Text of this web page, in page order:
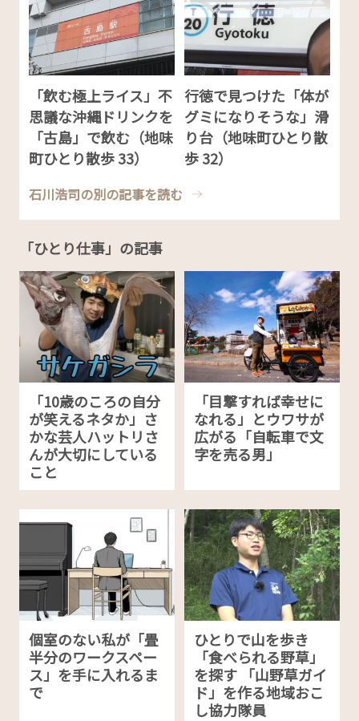
「飲む極上ライス」不
思議な沖縄ドリンクを
「古島」で飲む（地味
町ひとり散歩 33）
行徳で見つけた「体が
グミになりそうな」滑
り台（地味町ひとり散
歩 32）
石川浩司の別の記事を読む
「ひとり仕事」の記事
「10歳のころの自分
が笑えるネタか」さ
かな芸人ハットリさ
んが大切にしている
こと
「目撃すれば幸せに
なれる」とウワサが
広がる「自転車で文
字を売る男」
個室のない私が「畳
半分のワークスペー
ス」を手に入れるま
で
ひとりで山を歩き
「食べられる野草」
を探す 「山野草ガイ
ド」を作る地域おこ
し協力隊員